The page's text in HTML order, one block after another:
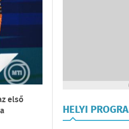
első
HELYI